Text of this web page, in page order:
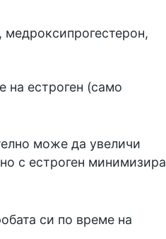
медроксипрогестерон,
на естроген (само
може да увеличи
с естроген минимизира
си по време на